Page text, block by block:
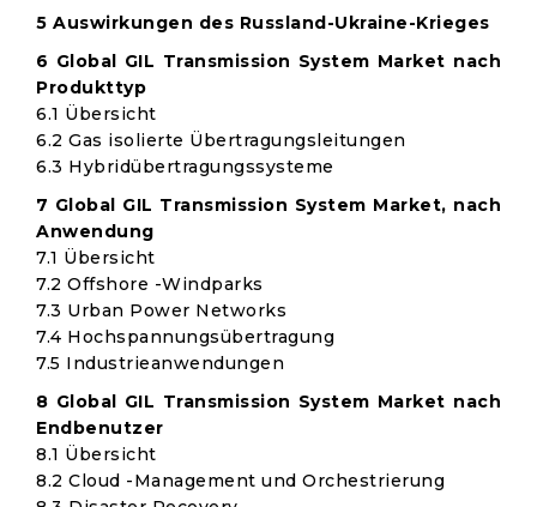
5 Auswirkungen des Russland-Ukraine-Krieges
6 Global GIL Transmission System Market nach
Produkttyp
6.1 Übersicht
6.2 Gas isolierte Übertragungsleitungen
6.3 Hybridübertragungssysteme
7 Global GIL Transmission System Market, nach
Anwendung
7.1 Übersicht
7.2 Offshore -Windparks
7.3 Urban Power Networks
7.4 Hochspannungsübertragung
7.5 Industrieanwendungen
8 Global GIL Transmission System Market nach
Endbenutzer
8.1 Übersicht
8.2 Cloud -Management und Orchestrierung